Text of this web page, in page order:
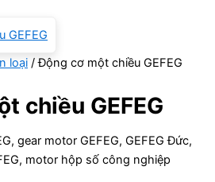
loại / Động cơ một chiều GEFEG
chiều GEFEG
gear motor GEFEG, GEFEG Đức,
motor hộp số công nghiệp